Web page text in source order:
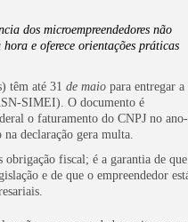
dos microempreendedores não
e oferece orientações práticas
têm até 31 de maio para entregar a
SIMEI). O documento é
o faturamento do CNPJ no ano-
declaração gera multa.
fiscal; é a garantia de que
e de que o empreendedor